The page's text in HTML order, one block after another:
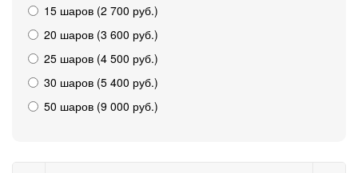
15 шаров (2 700 руб.)
20 шаров (3 600 руб.)
25 шаров (4 500 руб.)
30 шаров (5 400 руб.)
50 шаров (9 000 руб.)